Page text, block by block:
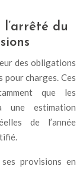
du
des obligations
charges. Ces
que les
une estimation
de l’année
provisions en